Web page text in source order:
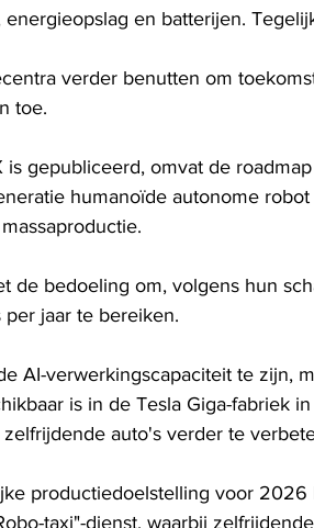
en batterijen.
verder benutten om
toe.
gepubliceerd, omvat de
humanoïde autonome
de bedoeling om, volgens hun
jaar te bereiken.
AI-verwerkingscapaciteit te zijn,
is in de Tesla Giga-fabriek
auto's verder te
productiedoelstelling voor 2026
taxi"-dienst, waarbij